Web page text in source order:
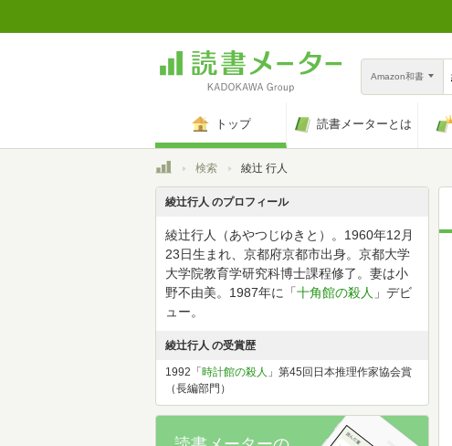
Amazon和書
トップ 読書メーターとは
トップ検索 綾辻 行人
綾辻行人 のプロフィール
綾辻行人（あやつじゆきと）。1960年12月
23日生まれ、京都府京都市出身。京都大学
大学院教育学研究科博士課程修了。妻は小
野不由美。1987年に「十角館の殺人 」デビ
ュー。
綾辻行人 の受賞歴
1992「 時計館の殺人 」第45回日本推理作家協会賞
（長編部門）